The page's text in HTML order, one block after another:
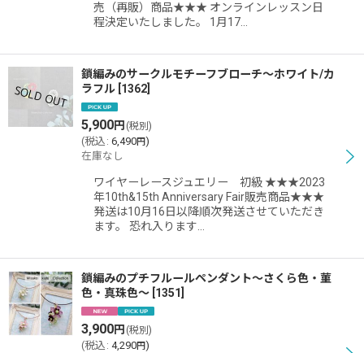
売（再販）商品★★★ オンラインレッスン日
程決定いたしました。 1月17…
鎖編みのサークルモチーフブローチ〜ホワイト/カ
ラフル 1362
5,900円 (税別)
(税込 : 6,490円)
在庫なし
ワイヤーレースジュエリー 初級 ★★★2023
年10th&15th Anniversary Fair販売商品★★★
発送は10月16日以降順次発送させていただき
ます。 恐れ入ります…
鎖編みのプチフルールペンダント〜さくら色・菫
色・真珠色〜 1351
3,900円 (税別)
(税込 : 4,290円)